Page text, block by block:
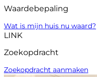
Waardebepaling
Wat is mijn huis nu waard?
LINK
Zoekopdracht
Zoekopdracht aanmaken